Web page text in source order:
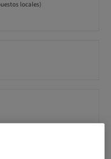
locales)